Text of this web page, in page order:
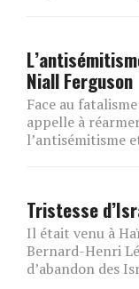
Niall Ferguson
Face au
appelle à
l’antisémitisme
Tristesse
Il était venu à
Bernard-Henri
d’abandon des